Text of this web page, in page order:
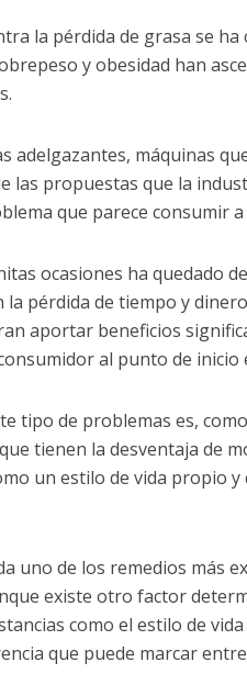
la pérdida de grasa se
y obesidad han
adelgazantes, máquinas
las propuestas que la
que parece consumir
ocasiones ha quedado
pérdida de tiempo y
aportar beneficios
al punto de
tipo de problemas es,
tienen la desventaja de
un estilo de vida propio
uno de los remedios más
existe otro factor
como el estilo de
que puede marcar